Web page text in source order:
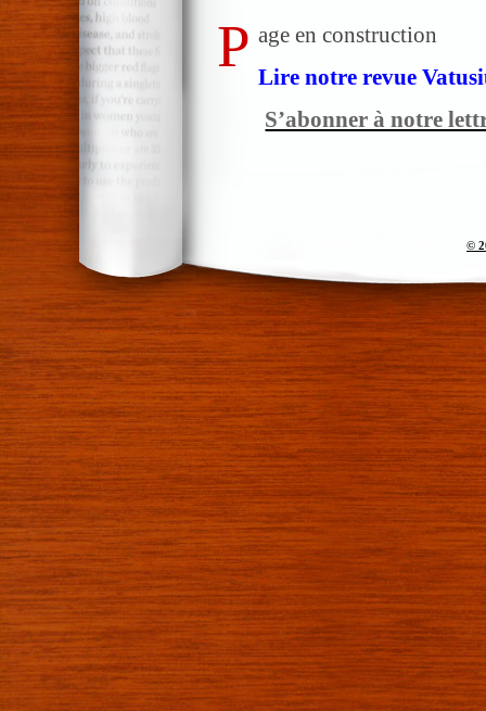
P age en construction
Lire notre revue
S’abonner à notre
©